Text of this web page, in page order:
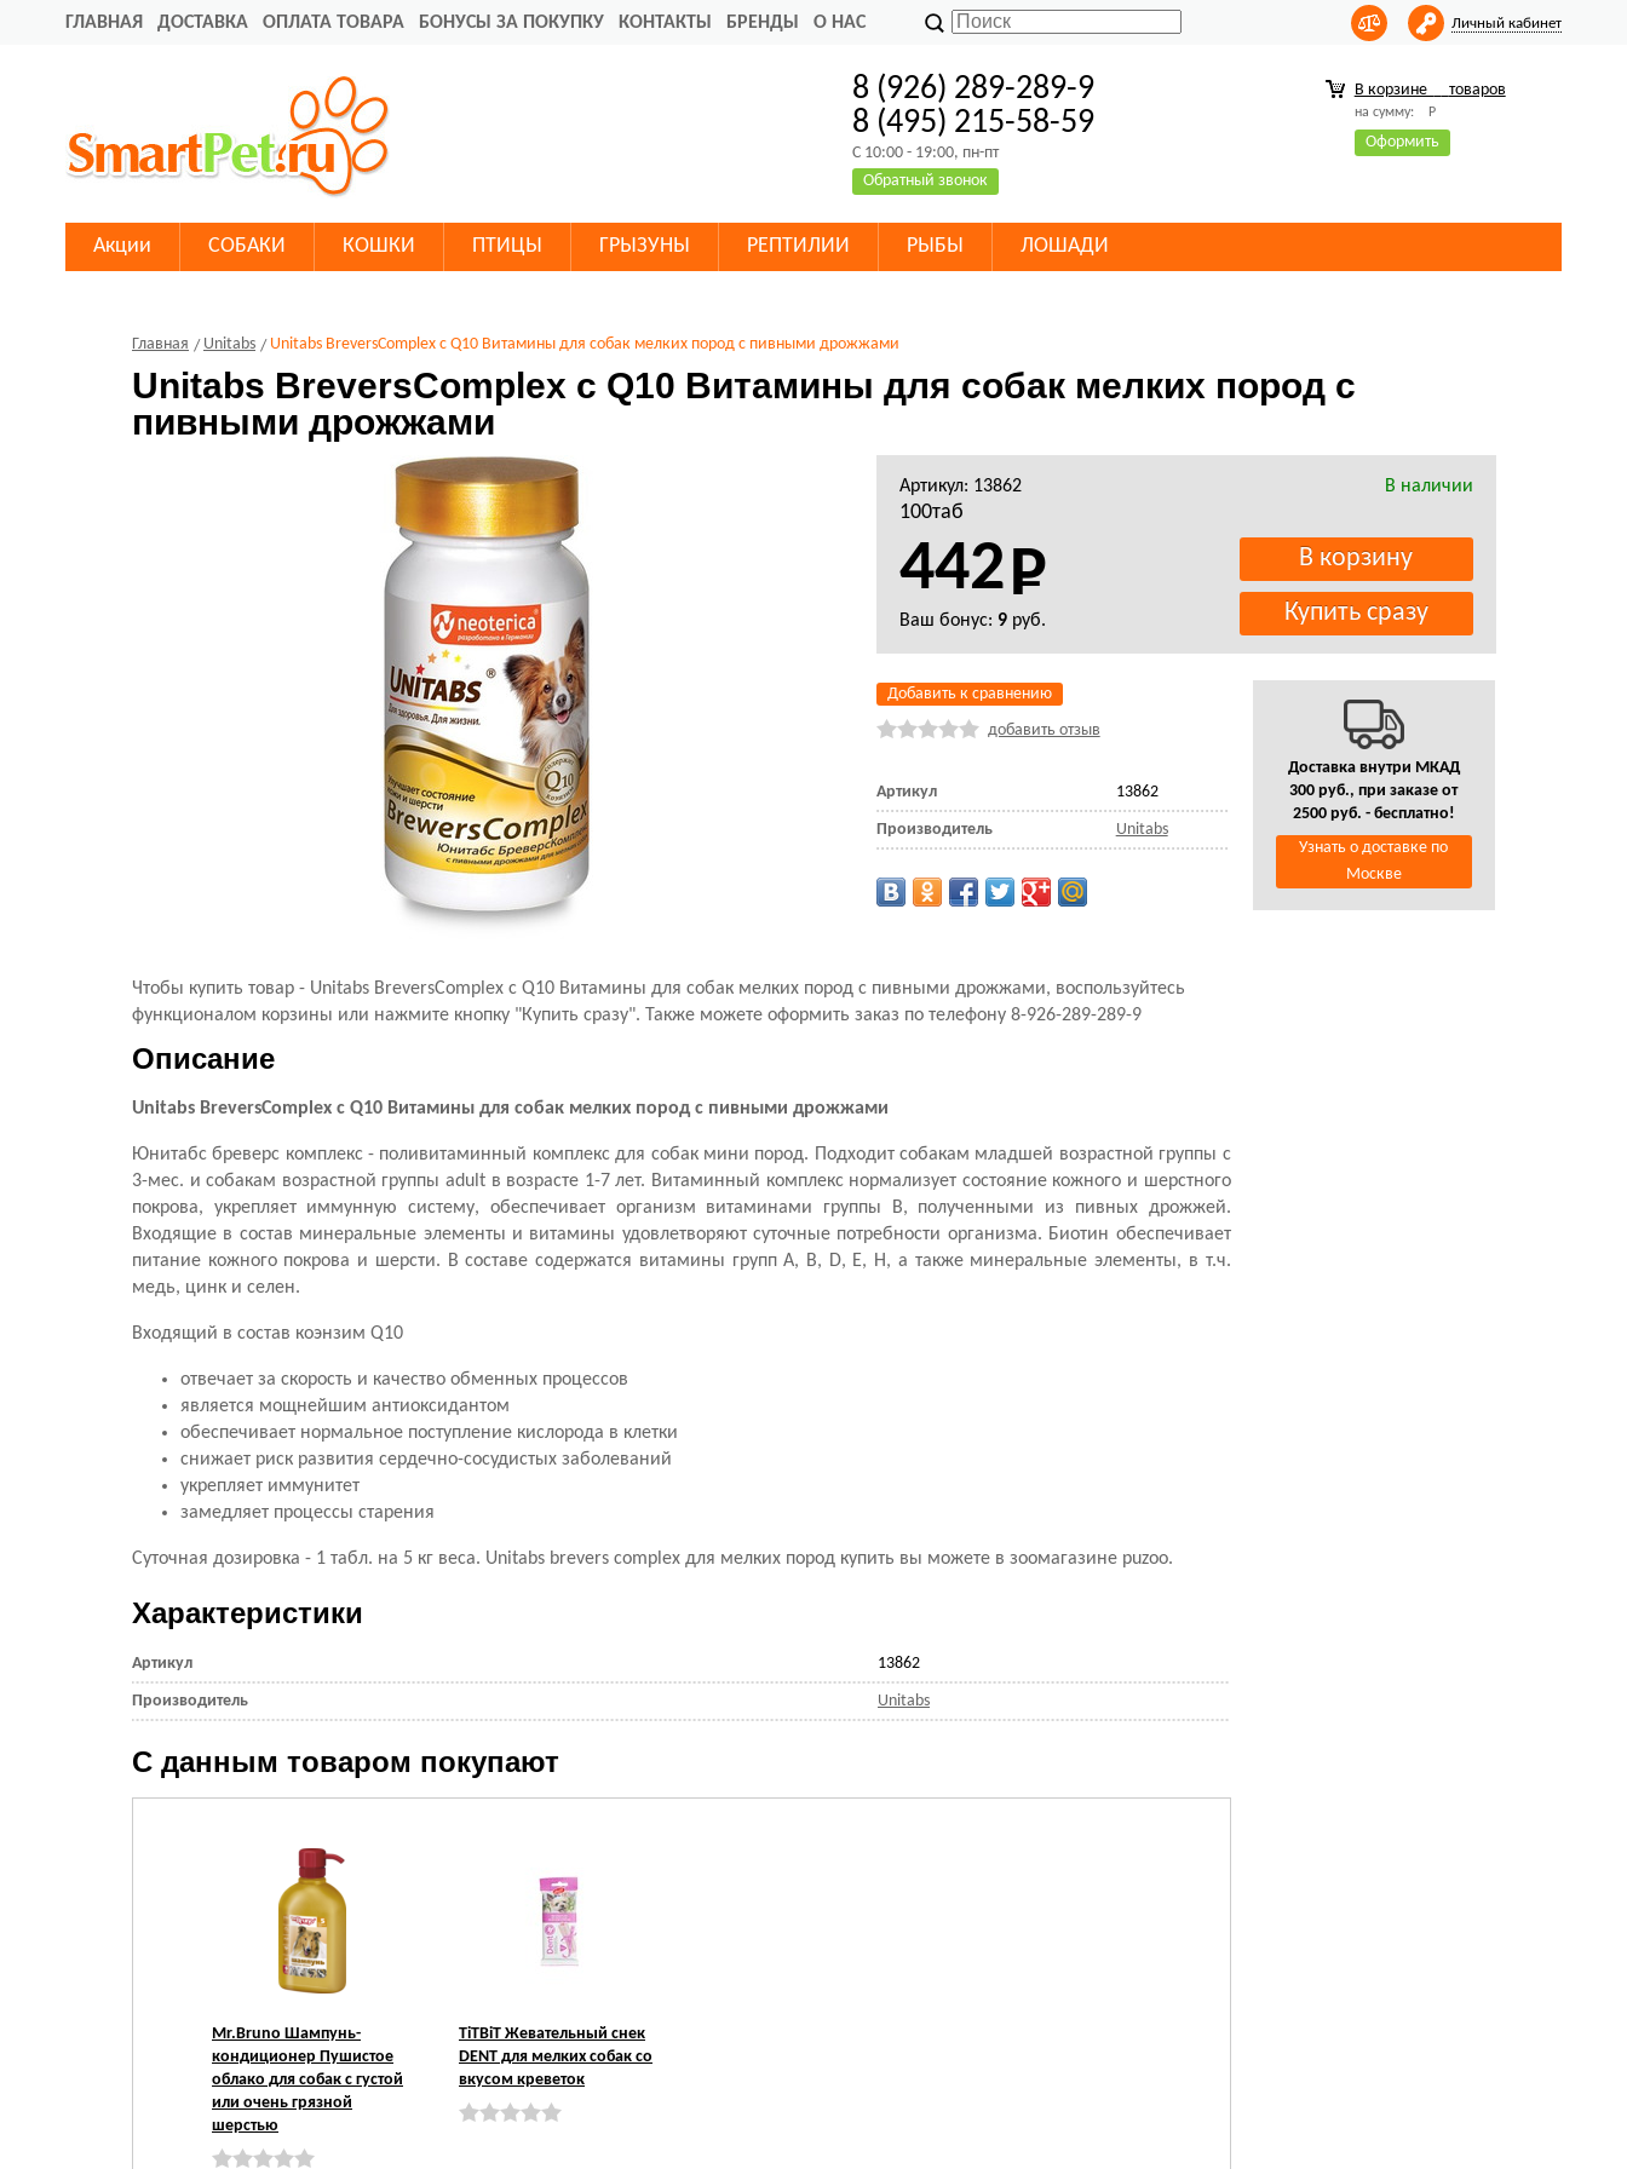
ГЛАВНАЯ ДОСТАВКА ОПЛАТА ТОВАРА БОНУСЫ ЗА ПОКУПКУ КОНТАКТЫ БРЕНДЫ О НАС Личный кабинет
8 (926) 289-289-9
8 (495) 215-58-59
C 10:00 - 19:00, пн-пт
Обратный звонок
В корзине товаров
на сумму: Р
Оформить
Акции СОБАКИ КОШКИ ПТИЦЫ ГРЫЗУНЫ РЕПТИЛИИ РЫБЫ ЛОШАДИ
Главная Unitabs Unitabs BreversComplex с Q10 Витамины для собак мелких пород с пивными дрожжами
Unitabs BreversComplex с Q10 Витамины для собак мелких пород с
пивными дрожжами
Артикул: 13862 В наличии
100таб
442
Ваш бонус: 9руб.
Добавить к сравнению
добавить отзыв
Артикул 13862
Производитель Unitabs
Чтобы купить товар - Unitabs BreversComplex с Q10 Витамины для собак мелких пород с пивными дрожжами, воспользуйтесь
функционалом корзины или нажмите кнопку "Купить сразу". Также можете оформить заказ по телефону 8-926-289-289-9
Описание
Unitabs BreversComplex с Q10 Витамины для собак мелких пород с пивными дрожжами
Юнитабс бреверс комплекс - поливитаминный комплекс для собак мини пород. Подходит собакам младшей возрастной группы с
3-мес. и собакам возрастной группы adult в возрасте 1-7 лет. Витаминный комплекс нормализует состояние кожного и шерстного
покрова, укрепляет иммунную систему, обеспечивает организм витаминами группы B, полученными из пивных дрожжей.
Входящие в состав минеральные элементы и витамины удовлетворяют суточные потребности организма. Биотин обеспечивает
питание кожного покрова и шерсти. В составе содержатся витамины групп A, B, D, E, H, а также минеральные элементы, в т.ч.
медь, цинк и селен.
Входящий в состав коэнзим Q10
отвечает за скорость и качество обменных процессов
является мощнейшим антиоксидантом
обеспечивает нормальное поступление кислорода в клетки
снижает риск развития сердечно-сосудистых заболеваний
укрепляет иммунитет
замедляет процессы старения
Суточная дозировка - 1 табл. на 5 кг веса. Unitabs brevers complex для мелких пород купить вы можете в зоомагазине puzoo.
Характеристики
Артикул 13862
Производитель Unitabs
С данным товаром покупают
Mr.Bruno Шампунь-
кондиционер Пушистое
облако для собак с густой
или очень грязной
шерстью
TiTBiT Жевательный снек
DENT для мелких собак со
вкусом креветок
Доставка внутри МКАД
300 руб., при заказе от
2500 руб. - бесплатно!
Узнать о доставке по
Москве